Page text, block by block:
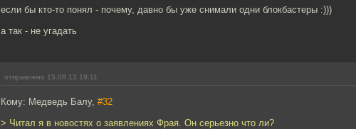
если бы кто-то понял - почему, давно бы уже снимали одни блокбастеры :)))
а так - не угадать
отправлено 15.08.13 19:11
Кому: Медведь Балу, #32
> Читал я в новостях о заявлениях Фрая. Он серьезно что ли?